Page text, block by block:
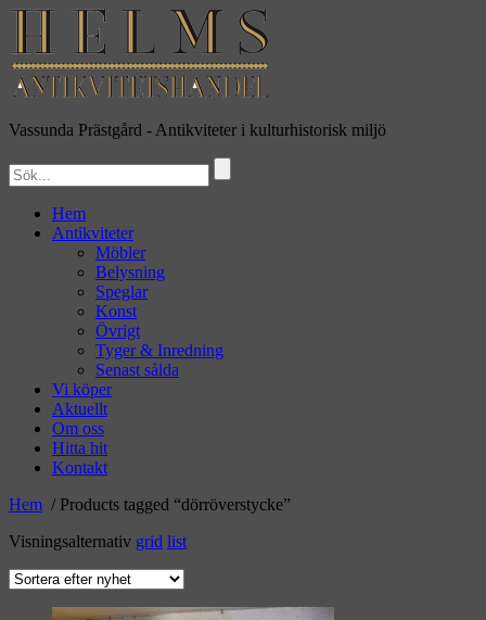
Vassunda Prästgård - Antikviteter i kulturhistorisk miljö
Hem
Antikviteter
Möbler
Belysning
Speglar
Konst
Övrigt
Tyger & Inredning
Senast sålda
Vi köper
Aktuellt
Om oss
Hitta hit
Kontakt
Hem / Products tagged “dörröverstycke”
Visningsalternativ grid list